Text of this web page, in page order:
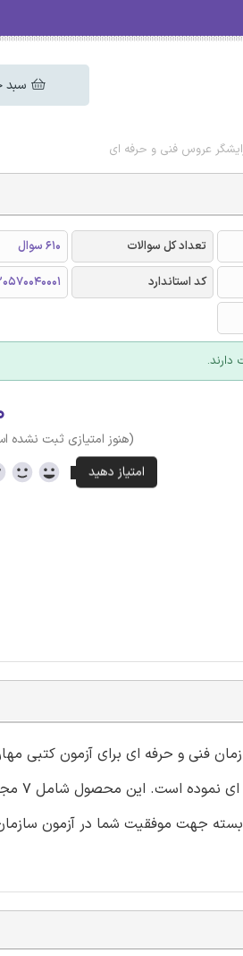
سبد
عروس فنی و حرفه ای
تعداد کل سوالات
610 سوال
کد استاندارد
(هنوز امتیازی ثبت نشده
فنی و حرفه ای برای آزمون کتبی
آرایشگر عروس با کد
جهت موفقیت شما در آزمون